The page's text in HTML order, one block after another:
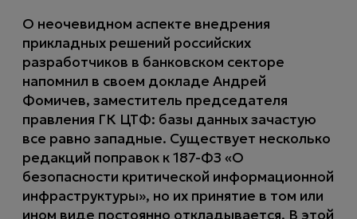
О неочевидном аспекте внедрения
прикладных решений российских
разработчиков в банковском секторе
напомнил в своем докладе Андрей
Фомичев, заместитель председателя
правления ГК ЦТФ: базы данных зачастую
все равно западные. Существует несколько
редакций поправок к 187-ФЗ «О
безопасности критической информационной
инфраструктуры», но их принятие в том или
ином виде постоянно откладывается. В этой